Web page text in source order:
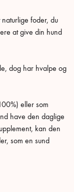
foder, du
at give din hund
dog har hvalpe og
eller som
have den daglige
kan den
som en sund